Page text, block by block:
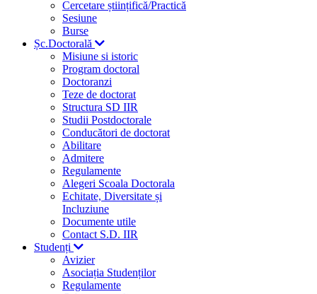
Cercetare științifică/Practică
Sesiune
Burse
Șc.Doctorală
Misiune si istoric
Program doctoral
Doctoranzi
Teze de doctorat
Structura SD IIR
Studii Postdoctorale
Conducători de doctorat
Abilitare
Admitere
Regulamente
Alegeri Scoala Doctorala
Echitate, Diversitate și
Incluziune
Documente utile
Contact S.D. IIR
Studenți
Avizier
Asociația Studenților
Regulamente